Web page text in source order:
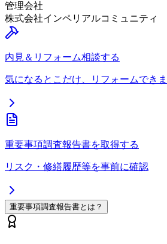
管理会社
株式会社インペリアルコミュニティ
内見＆リフォーム相談する
気になるとこだけ、リフォームできま
重要事項調査報告書を取得する
リスク・修繕履歴等を事前に確認
重要事項調査報告書とは？